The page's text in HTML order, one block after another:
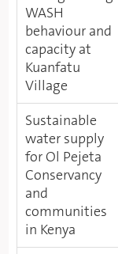
WASH
behaviour and
capacity at
Kuanfatu
Village
Sustainable
water supply
for Ol Pejeta
Conservancy
and
communities
in Kenya